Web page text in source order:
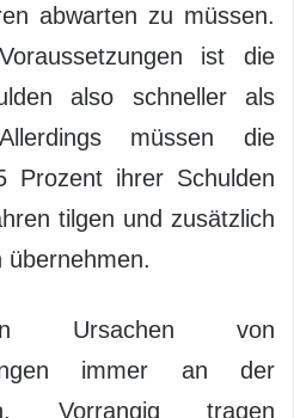
abwarten zu müssen.
ist die
also schneller als
müssen die
Prozent ihrer Schulden
tilgen und zusätzlich
übernehmen.
Ursachen von
immer an der
Vorrangig tragen